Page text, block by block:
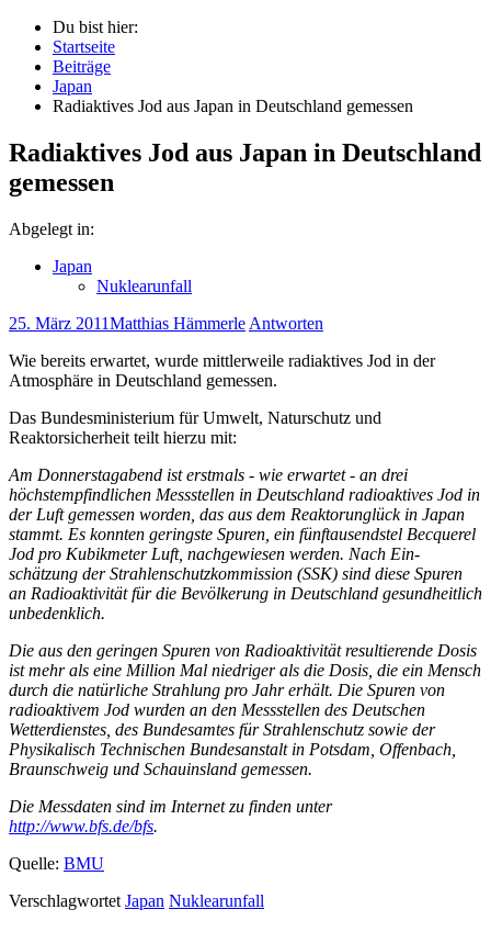
Du bist hier:
Startseite
Beiträge
Japan
Radiaktives Jod aus Japan in Deutschland gemessen
Radiaktives Jod aus Japan in Deutschland
gemessen
Abgelegt in:
Japan
Nuklearunfall
25. März 2011Matthias Hämmerle Antworten
Wie bereits erwartet, wurde mittlerweile radiaktives Jod in der
Atmosphäre in Deutschland gemessen.
Das Bundesministerium für Umwelt, Naturschutz und
Reaktorsicherheit teilt hierzu mit:
Am Donnerstagabend ist erstmals - wie erwartet - an drei
höchstempfindlichen Messstellen in Deutschland radioaktives Jod in
der Luft gemessen worden, das aus dem Reaktorunglück in Japan
stammt. Es konnten geringste Spuren, ein fünftausendstel Becquerel
Jod pro Kubikmeter Luft, nachgewiesen werden. Nach Ein-
schätzung der Strahlenschutzkommission (SSK) sind diese Spuren
an Radioaktivität für die Bevölkerung in Deutschland gesundheitlich
unbedenklich.
Die aus den geringen Spuren von Radioaktivität resultierende Dosis
ist mehr als eine Million Mal niedriger als die Dosis, die ein Mensch
durch die natürliche Strahlung pro Jahr erhält. Die Spuren von
radioaktivem Jod wurden an den Messstellen des Deutschen
Wetterdienstes, des Bundesamtes für Strahlenschutz sowie der
Physikalisch Technischen Bundesanstalt in Potsdam, Offenbach,
Braunschweig und Schauinsland gemessen.
Die Messdaten sind im Internet zu finden unter
http://www.bfs.de/bfs.
Quelle: BMU
Verschlagwortet Japan Nuklearunfall